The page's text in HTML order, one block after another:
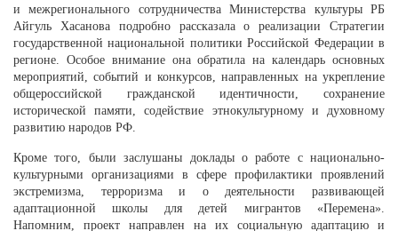
и межрегионального сотрудничества Министерства культуры РБ
Айгуль Хасанова подробно рассказала о реализации Стратегии
государственной национальной политики Российской Федерации в
регионе. Особое внимание она обратила на календарь основных
мероприятий, событий и конкурсов, направленных на укрепление
общероссийской гражданской идентичности, сохранение
исторической памяти, содействие этнокультурному и духовному
развитию народов РФ.
Кроме того, были заслушаны доклады о работе с национально-
культурными организациями в сфере профилактики проявлений
экстремизма, терроризма и о деятельности развивающей
адаптационной школы для детей мигрантов «Перемена».
Напомним, проект направлен на их социальную адаптацию и